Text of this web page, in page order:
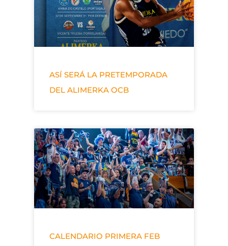
ASÍ SERÁ LA PRETEMPORADA
DEL ALIMERKA OCB
CALENDARIO PRIMERA FEB